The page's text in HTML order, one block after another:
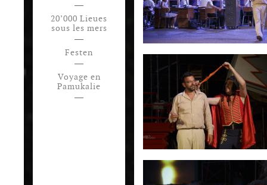
20’000 Lieues
sous les mers
Festen
Voyage en
Pamukalie